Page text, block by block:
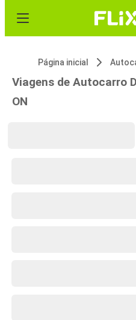
Página inicial
Viagens de Autocarro
ON